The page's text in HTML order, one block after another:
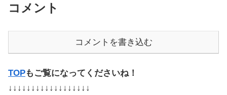
コメント
コメントを書き込む
TOPもご覧になってくださいね！
↓↓↓↓↓↓↓↓↓↓↓↓↓↓↓↓↓↓